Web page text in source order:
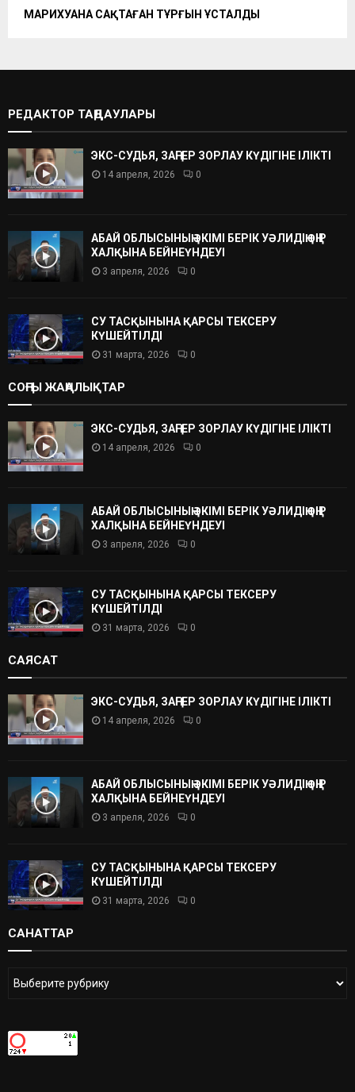
МАРИХУАНА САҚТАҒАН ТҰРҒЫН ҰСТАЛДЫ
РЕДАКТОР ТАҢДАУЛАРЫ
ЭКС-СУДЬЯ, ЗАҢГЕР ЗОРЛАУ КҮДІГІНЕ ІЛІКТІ
14 апреля, 2026 0
АБАЙ ОБЛЫСЫНЫҢ ӘКІМІ БЕРІК УӘЛИДІҢ ӨҢІР
ХАЛҚЫНА БЕЙНЕҮНДЕУІ
3 апреля, 2026 0
СУ ТАСҚЫНЫНА ҚАРСЫ ТЕКСЕРУ
КҮШЕЙТІЛДІ
31 марта, 2026 0
СОҢҒЫ ЖАҢАЛЫҚТАР
ЭКС-СУДЬЯ, ЗАҢГЕР ЗОРЛАУ КҮДІГІНЕ ІЛІКТІ
14 апреля, 2026 0
АБАЙ ОБЛЫСЫНЫҢ ӘКІМІ БЕРІК УӘЛИДІҢ ӨҢІР
ХАЛҚЫНА БЕЙНЕҮНДЕУІ
3 апреля, 2026 0
СУ ТАСҚЫНЫНА ҚАРСЫ ТЕКСЕРУ
КҮШЕЙТІЛДІ
31 марта, 2026 0
САЯСАТ
ЭКС-СУДЬЯ, ЗАҢГЕР ЗОРЛАУ КҮДІГІНЕ ІЛІКТІ
14 апреля, 2026 0
АБАЙ ОБЛЫСЫНЫҢ ӘКІМІ БЕРІК УӘЛИДІҢ ӨҢІР
ХАЛҚЫНА БЕЙНЕҮНДЕУІ
3 апреля, 2026 0
СУ ТАСҚЫНЫНА ҚАРСЫ ТЕКСЕРУ
КҮШЕЙТІЛДІ
31 марта, 2026 0
САНАТТАР